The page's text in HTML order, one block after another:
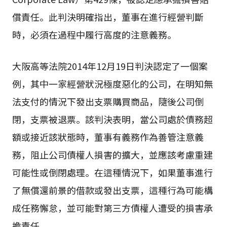
償責任。此判決明確指出，董事在進行經營判斷
時，必須在過程中履行高度的注意義務。
大阪高等法院2014年12月19日判決認定了一個案
例，其中一家經營狀況極度惡化的公司，在明知無
法支付的情況下發出支票購買商品，隨後公司倒
閉，支票被退票。該判決表明，當公司處於債務超
額或接近該狀態時，董事有義務作為善管注意義
務，阻止公司債權人損害的擴大，並應該考慮重建
可能性或倒閉處理。在這種情況下，如果董事進行
了無償還前景的借款或發出支票，這種行為可能構
成任務懈怠，並可能對第三方債權人遭受的損害承